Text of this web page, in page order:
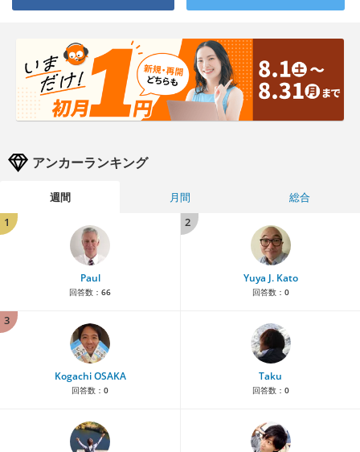
アンカーランキング
週間 月間
総合
1
Paul
回答数： 66
2
Yuya J. Kato
回答数： 0
3
Kogachi OSAKA
回答数： 0
Taku
回答数： 0